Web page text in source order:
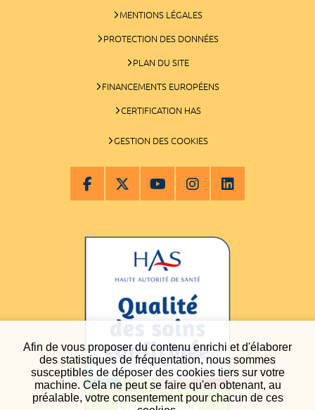
Afin de vous proposer du contenu enrichi et d'élaborer
des statistiques de fréquentation, nous sommes
susceptibles de déposer des cookies tiers sur votre
machine. Cela ne peut se faire qu'en obtenant, au
préalable, votre consentement pour chacun de ces
MENTIONS LÉGALES
PROTECTION DES DONNÉES
PLAN DU SITE
FINANCEMENTS EUROPÉENS
CERTIFICATION HAS
GESTION DES COOKIES